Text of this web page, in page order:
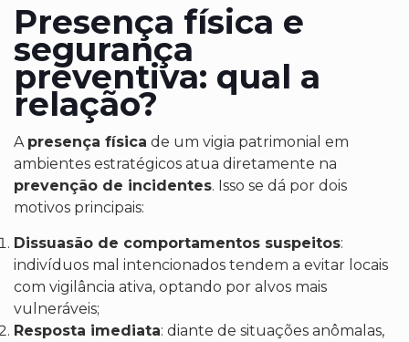
Presença física e
segurança
preventiva: qual a
relação?
A presença física de um vigia patrimonial em
ambientes estratégicos atua diretamente na
prevenção de incidentes. Isso se dá por dois
motivos principais:
Dissuasão de comportamentos suspeitos:
indivíduos mal intencionados tendem a evitar locais
com vigilância ativa, optando por alvos mais
vulneráveis;
Resposta imediata: diante de situações anômalas,